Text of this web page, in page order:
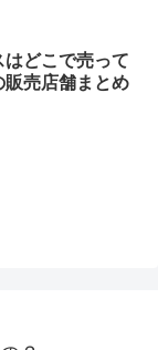
どこで売って
販売店舗まとめ